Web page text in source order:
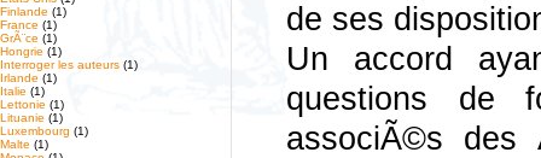
Finlande (1)
France (1)
GrÃ¨ce (1)
Hongrie (1)
Interroger les auteurs (1)
Irlande (1)
Italie (1)
Lettonie (1)
Lituanie (1)
Luxembourg (1)
Malte (1)
de ses
Un accord
questions de
associÃ©s des